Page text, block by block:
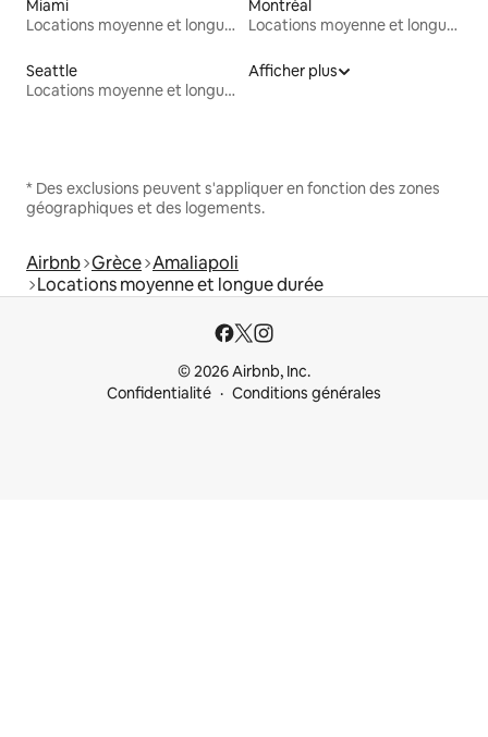
Miami
Locations moyenne et longue durée
Montréal
Locations moyenne et longue durée
Seattle
Locations moyenne et longue durée
Afficher plus
* Des exclusions peuvent s'appliquer en fonction des zones
géographiques et des logements.
Airbnb Grèce Amaliapoli
Locations moyenne et longue durée
© 2026 Airbnb, Inc.
Confidentialité
Conditions générales